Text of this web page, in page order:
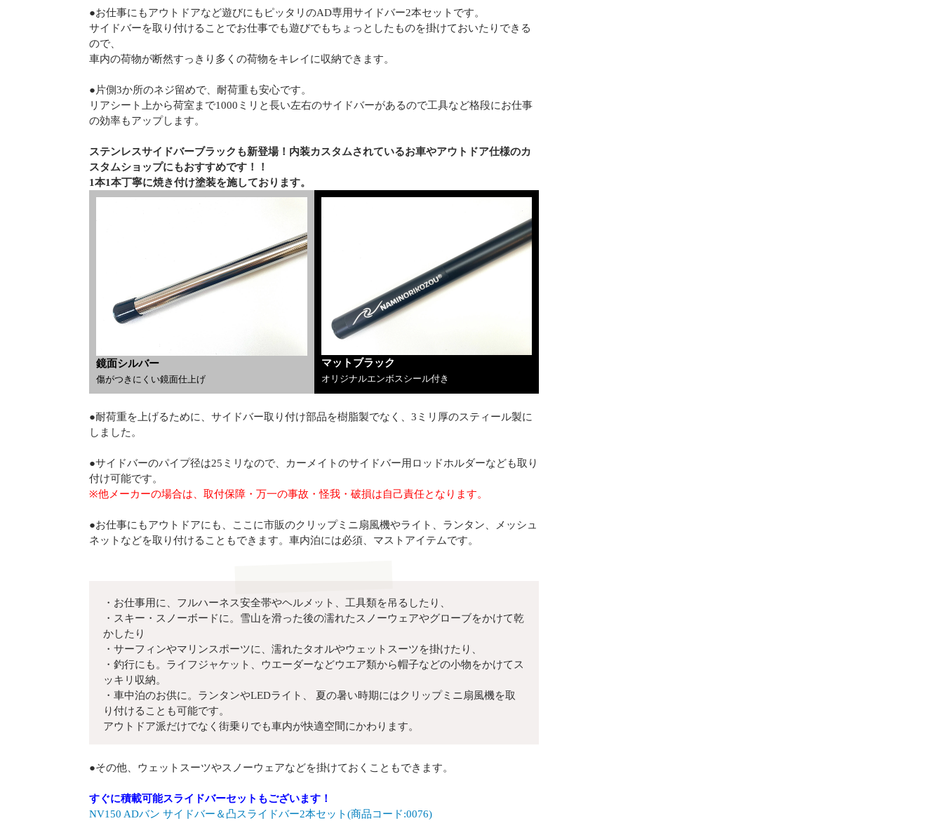
●お仕事にもアウトドアなど遊びにもピッタリのAD専用サイドバー2本セットです。
サイドバーを取り付けることでお仕事でも遊びでもちょっとしたものを掛けておいたりできる
ので、
車内の荷物が断然すっきり多くの荷物をキレイに収納できます。
●片側3か所のネジ留めで、耐荷重も安心です。
リアシート上から荷室まで1000ミリと長い左右のサイドバーがあるので工具など格段にお仕事
の効率もアップします。
ステンレスサイドバーブラックも新登場！内装カスタムされているお車やアウトドア仕様のカ
スタムショップにもおすすめです！！
1本1本丁寧に焼き付け塗装を施しております。
鏡面シルバー
傷がつきにくい鏡面仕上げ
マットブラック
オリジナルエンボスシール付き
●耐荷重を上げるために、サイドバー取り付け部品を樹脂製でなく、3ミリ厚のスティール製に
しました。
●サイドバーのパイプ径は25ミリなので、カーメイトのサイドバー用ロッドホルダーなども取り
付け可能です。
※他メーカーの場合は、取付保障・万一の事故・怪我・破損は自己責任となります。
●お仕事にもアウトドアにも、ここに市販のクリップミニ扇風機やライト、ランタン、メッシュ
ネットなどを取り付けることもできます。車内泊には必須、マストアイテムです。
・お仕事用に、フルハーネス安全帯やヘルメット、工具類を吊るしたり、
・スキー・スノーボードに。雪山を滑った後の濡れたスノーウェアやグローブをかけて乾
かしたり
・サーフィンやマリンスポーツに、濡れたタオルやウェットスーツを掛けたり、
・釣行にも。ライフジャケット、ウエーダーなどウエア類から帽子などの小物をかけてス
ッキリ収納。
・車中泊のお供に。ランタンやLEDライト、 夏の暑い時期にはクリップミニ扇風機を取
り付けることも可能です。
アウトドア派だけでなく街乗りでも車内が快適空間にかわります。
●その他、ウェットスーツやスノーウェアなどを掛けておくこともできます。
すぐに積載可能スライドバーセットもございます！
NV150 ADバン サイドバー＆凸スライドバー2本セット(商品コード:0076)